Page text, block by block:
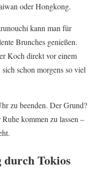
oder Hongkong.
kann man für
Brunches genießen.
Koch direkt vor einem
schon morgens so viel
zu beenden. Der Grund?
kommen zu lassen –
Tokios